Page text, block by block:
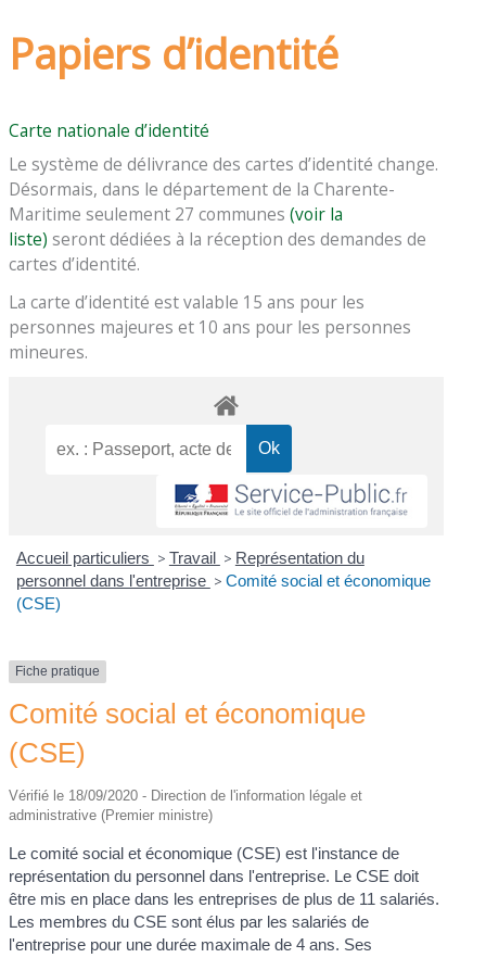
Papiers d’identité
Carte nationale d’identité
Le système de délivrance des cartes d’identité change.
Désormais, dans le département de la Charente-
Maritime seulement 27 communes(voir la
liste) seront dédiées à la réception des demandes de
cartes d’identité.
La carte d’identité est valable 15 ans pour les
personnes majeures et 10 ans pour les personnes
mineures.
Accueil particuliers > Travail > Représentation du
personnel dans l'entreprise > Comité social et économique
(CSE)
Fiche pratique
Comité social et économique
(CSE)
Vérifié le 18/09/2020 - Direction de l'information légale et
administrative (Premier ministre)
Le comité social et économique (CSE) est l'instance de
représentation du personnel dans l'entreprise. Le CSE doit
être mis en place dans les entreprises de plus de 11 salariés.
Les membres du CSE sont élus par les salariés de
l'entreprise pour une durée maximale de 4 ans. Ses